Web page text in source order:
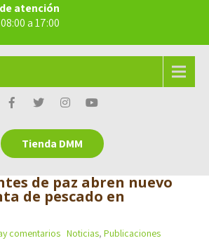
atención
a 17:00
Tienda DMM
de paz abren nuevo
de pescado en
comentarios Noticias, Publicaciones